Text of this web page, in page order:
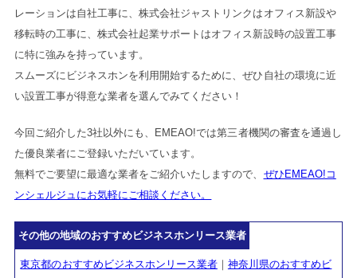
レーションは自社工事に、株式会社ジャストリンクはオフィス新設や
移転時の工事に、株式会社起業サポートはオフィス新設時の設置工事
に特に強みを持っています。
スムーズにビジネスホンを利用開始するために、ぜひ自社の環境に近
い設置工事が得意な業者を選んでみてください！
今回ご紹介した3社以外にも、EMEAO!では第三者機関の審査を通過し
た優良業者にご登録いただいています。
無料でご要望に最適な業者をご紹介いたしますので、 ぜひEMEAO!コ
ンシェルジュにお気軽にご相談ください。
その他の地域のおすすめビジネスホンリース業者
東京都のおすすめビジネスホンリース業者｜ 神奈川県のおすすめビ